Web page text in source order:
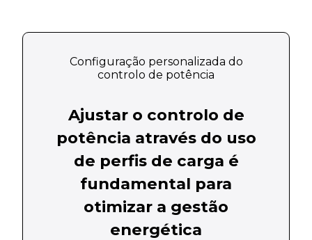
Configuração personalizada do
controlo de potência
Ajustar o controlo de
potência através do uso
de perfis de carga é
fundamental para
otimizar a gestão
energética